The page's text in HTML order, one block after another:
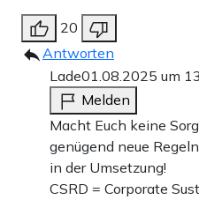
20
Antworten
Lade01.08.2025 um
Melden
Macht Euch keine
genügend neue
in der Umsetzung!
CSRD = Corporate